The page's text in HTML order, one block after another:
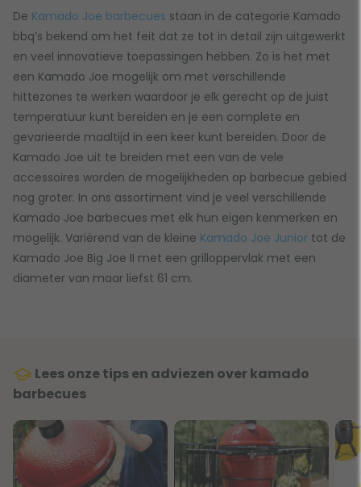
De Kamado Joe barbecues staan in de categorie Kamado
bbq’s bekend om het feit dat ze tot in detail zijn uitgewerkt
en veel innovatieve toepassingen hebben. Zo is het met
een Kamado Joe mogelijk om met verschillende
hittezones te werken waardoor je elk gerecht op de juist
temperatuur kunt bereiden en je een complete en
gevarieerde maaltijd in een keer kunt bereiden. Door de
Kamado Joe uit te breiden met een van de vele
accessoires worden de mogelijkheden op barbecue gebied
nog groter. In ons assortiment vind je veel verschillende
Kamado Joe barbecues met elk hun eigen kenmerken en
mogelijk. Variërend van de kleine Kamado Joe Junior tot de
Kamado Joe Big Joe II met een grilloppervlak met een
diameter van maar liefst 61 cm.
Lees onze tips en adviezen over kamado
barbecues